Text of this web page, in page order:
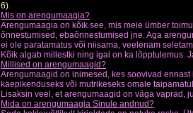
6)
Mis on arengumaagia?
Arengumaagia on kõik see, mis meie ümber
õnnestumised, ebaõnnestumised jne. Aga
ei ole paratamatus või niisama, veelenam
Kõik algab millestki ning igal on ka lõpptulemus.
Millised on arengumaagid?
Arengumaagid on inimesed, kes soovivad
käepikenduseks või mutrikeseks omale
Lisaksin veel, et arengumaagid on väga vaprad,
Mida on arengumaagia Sinule andnud?